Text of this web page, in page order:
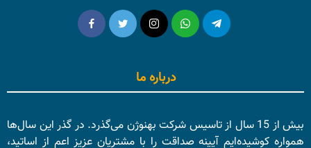
درباره ما
بیش از 15 سال از تاسیس شرکت بهنوژن می‌گذرد. در گذر این سال‌ها
همواره کوشیده‌ایم آیینه صداقت را با مشتریان عزیز اعم از اساتید،